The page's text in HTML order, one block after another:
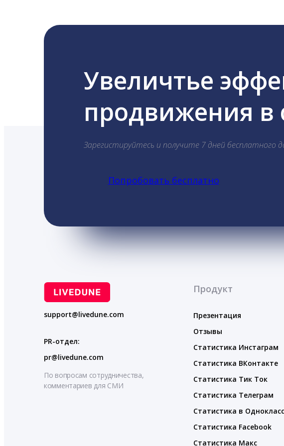
Увеличтье
продвижения в
Зарегистируйтесь и получите 7 дней бесплатного
Попробовать бесплатно
support@livedune.com
PR-отдел:
pr@livedune.com
По вопросам сотрудничества,
комментариев для СМИ
Продукт
Презентация
Отзывы
Статистика Инстаграм
Статистика ВКонтакте
Статистика Тик Ток
Статистика Телеграм
Статистика в
Статистика Facebook
Статистика Макс